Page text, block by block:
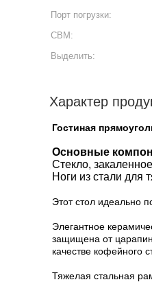
Порт погрузки:
CBM:
Выделить:
Характер
Гостиная
Основные
Стекло,
Ноги из стали для
Этот стол идеально
Элегантное
защищена от
качестве кофейного
Тяжелая стальная